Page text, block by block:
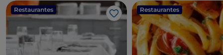
Restaurantes
Me gusta
Restaurantes